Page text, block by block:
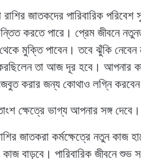
রাশির জাতকদের পারিবারিক
করতে পারে। প্রেম জীবনে
মুক্তি পাবেন। তবে ঝুঁকি নেবেন
তা আজ দূর হবে। আপনার
করার জন্য কোথাও লগ্নি
ক্ষেত্রে ভাগ্য আপনার সঙ্গ
জাতকরা কর্মক্ষেত্রে নতুন কাজ
কাজ বাড়বে। পারিবারিক জীবনে